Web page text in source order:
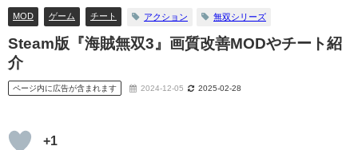
MOD ゲーム チート アクション 無双シリーズ
Steam版『海賊無双3』画質改善MODやチート紹
介
ページ内に広告が含まれます 2024-12-05 2025-02-28
+1